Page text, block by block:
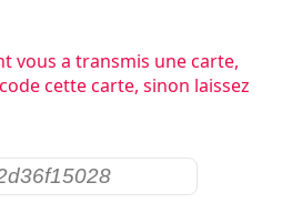
vous a transmis une carte,
cette carte, sinon laissez